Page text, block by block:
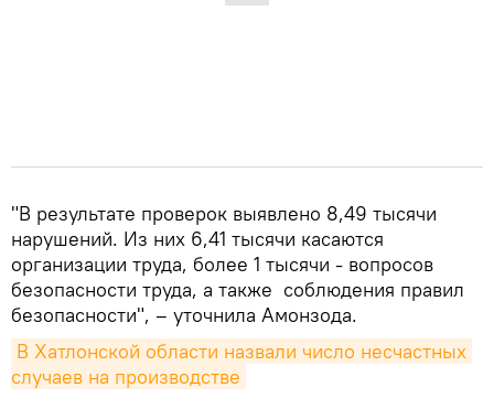
"В результате проверок выявлено 8,49 тысячи
нарушений. Из них 6,41 тысячи касаются
организации труда, более 1 тысячи - вопросов
безопасности труда, а также соблюдения правил
безопасности", – уточнила Амонзода.
В Хатлонской области назвали число несчастных
случаев на производстве